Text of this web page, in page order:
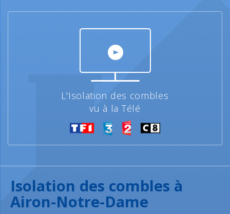
L'Isolation des combles
vu à la Télé
Isolation des combles à
Airon-Notre-Dame